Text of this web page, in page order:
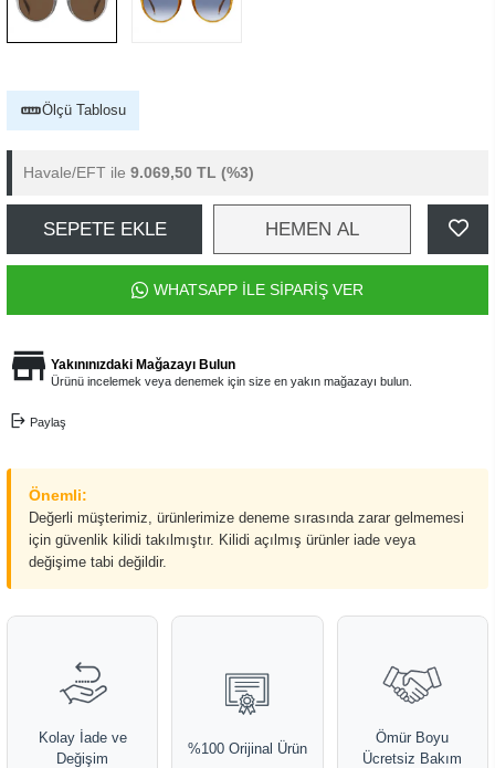
Ölçü Tablosu
Havale/EFT ile 9.069,50 TL (%3)
SEPETE EKLE HEMEN AL
WHATSAPP İLE SİPARİŞ VER
Yakınınızdaki Mağazayı Bulun
Ürünü incelemek veya denemek için size en yakın mağazayı bulun.
Paylaş
Önemli:
Değerli müşterimiz, ürünlerimize deneme sırasında zarar gelmemesi
için güvenlik kilidi takılmıştır. Kilidi açılmış ürünler iade veya
değişime tabi değildir.
Kolay İade ve
Değişim
%100 Orijinal Ürün
Ömür Boyu
Ücretsiz Bakım